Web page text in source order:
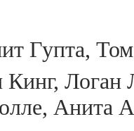
Гупта,
Анита